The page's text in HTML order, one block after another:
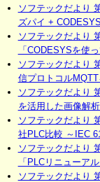
ソフテックだより
ズパイ +
ソフテックだより
「CODESYSを使
ソフテックだより
信プロトコルMQTT
ソフテックだより
を活用した画像解
ソフテックだより
社PLC比較 ～IEC
ソフテックだより
「PLCリニューア
ソフテックだより